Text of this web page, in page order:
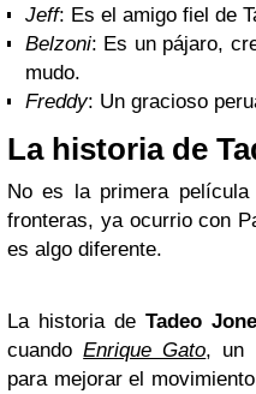
Jeff: Es el amigo fiel de
Belzoni: Es un pájaro,
mudo.
Freddy: Un gracioso
La historia de
No es la primera
fronteras, ya ocurrio con
es algo diferente.
La historia de Tadeo
cuandoEnrique Gato, un
para mejorar el